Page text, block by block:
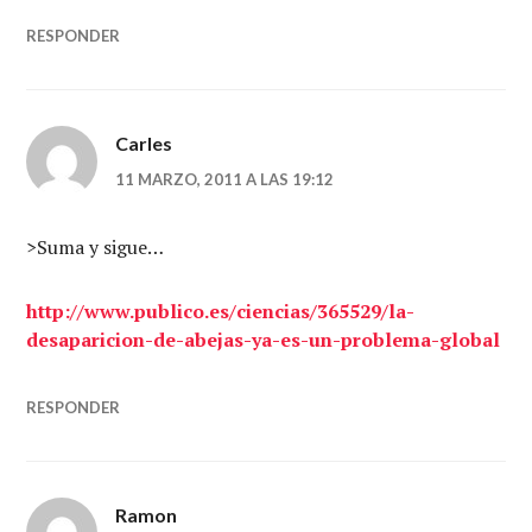
RESPONDER
Carles
11 MARZO, 2011 A LAS 19:12
>Suma y sigue…
http://www.publico.es/ciencias/365529/la-
desaparicion-de-abejas-ya-es-un-problema-global
RESPONDER
Ramon